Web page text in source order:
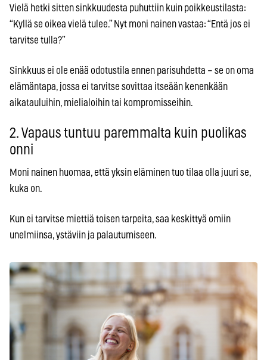
Vielä hetki sitten sinkkuudesta puhuttiin kuin poikkeustilasta:
“Kyllä se oikea vielä tulee.” Nyt moni nainen vastaa: “Entä jos ei
tarvitse tulla?”
Sinkkuus ei ole enää odotustila ennen parisuhdetta – se on oma
elämäntapa, jossa ei tarvitse sovittaa itseään kenenkään
aikatauluihin, mielialoihin tai kompromisseihin.
2. Vapaus tuntuu paremmalta kuin puolikas
onni
Moni nainen huomaa, että yksin eläminen tuo tilaa olla juuri se,
kuka on.
Kun ei tarvitse miettiä toisen tarpeita, saa keskittyä omiin
unelmiinsa, ystäviin ja palautumiseen.